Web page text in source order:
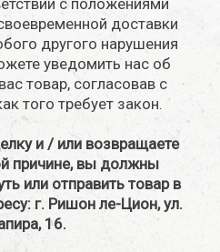
доставки
другого нарушения
уведомить нас об
товар, согласовав с
того требует закон.
и / или возвращаете
причине, вы должны
или отправить товар в
г. Ришон ле-Цион, ул.
16.